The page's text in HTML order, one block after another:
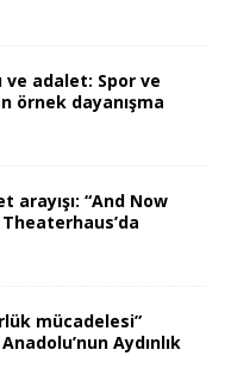
ve adalet: Spor ve
örnek dayanışma
arayışı: “And Now
Theaterhaus’da
mücadelesi”
Aydınlık